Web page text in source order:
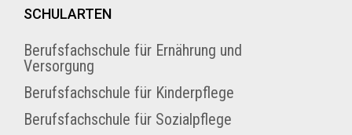
SCHULARTEN
Berufsfachschule für Ernährung und
Versorgung
Berufsfachschule für Kinderpflege
Berufsfachschule für Sozialpflege